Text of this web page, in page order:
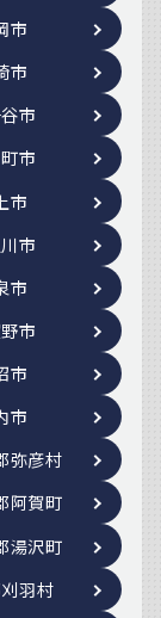
市
市
市
市
市
市
市
市
市
市
弥彦村
阿賀町
湯沢町
羽村